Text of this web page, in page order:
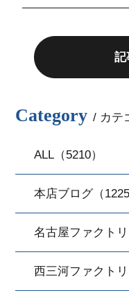
記
Category / カテ
ALL（5210）
本店ブログ（1225
名古屋ファクトリ
西三河ファクトリ